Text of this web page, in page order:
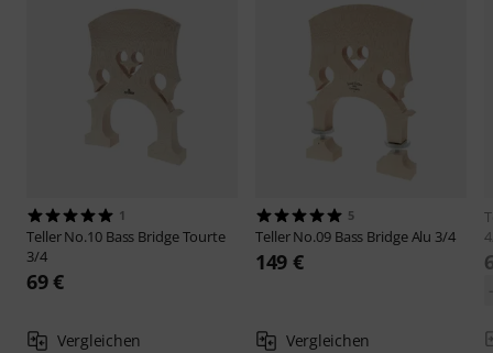
1
TellerNo.10 Bass Bridge Tourte
3/4
69 €
Vergleichen
5
TellerNo.09 Bass Bridge Alu 3/4
149 €
Vergleichen